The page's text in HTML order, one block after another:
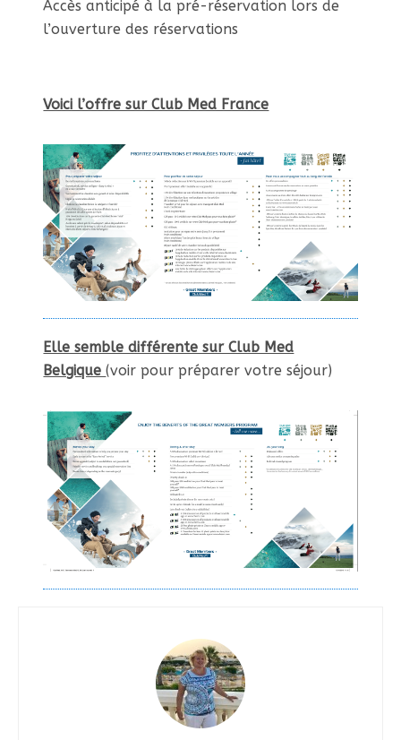
Accès anticipé à la pré-réservation lors de
l’ouverture des réservations
Voici l’offre sur Club Med France
Elle semble différente sur Club Med
Belgique(voir pour préparer votre séjour)